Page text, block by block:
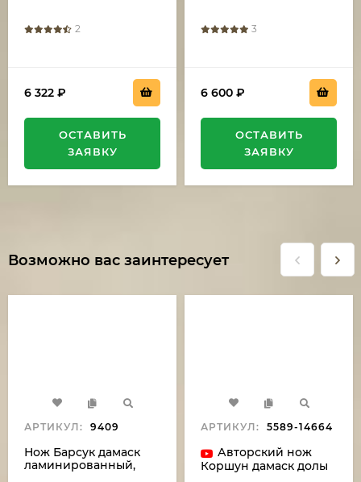
2
6 322 ₽
ОСТАВИТЬ
ЗАЯВКУ
3
6 600 ₽
ОСТАВИТЬ
ЗАЯВКУ
Возможно вас заинтересует
АРТИКУЛ: 9409
Нож Барсук дамаск
ламинированный,
АРТИКУЛ: 5589-14664
Авторский нож
Коршун дамаск долы